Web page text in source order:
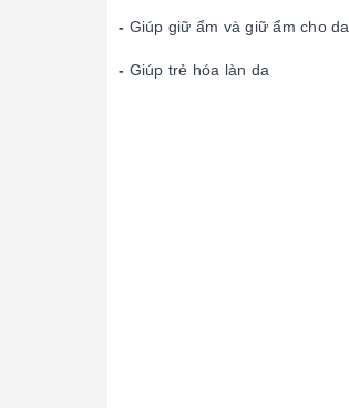
- Giúp giữ ẩm và giữ ẩm cho da
- Giúp trẻ hóa làn da